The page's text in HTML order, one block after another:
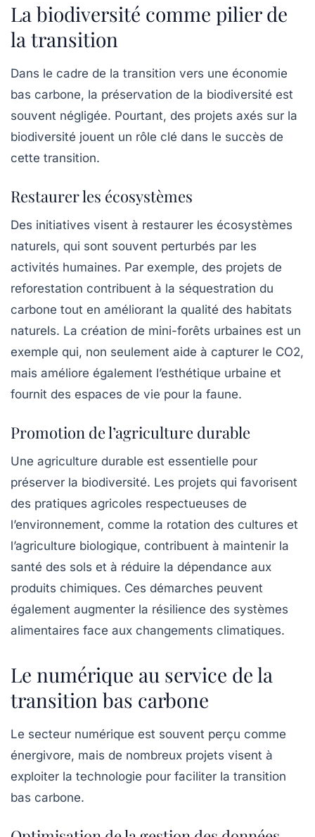
La biodiversité comme pilier de
la transition
Dans le cadre de la transition vers une économie
bas carbone, la préservation de la biodiversité est
souvent négligée. Pourtant, des projets axés sur la
biodiversité jouent un rôle clé dans le succès de
cette transition.
Restaurer les écosystèmes
Des initiatives visent à restaurer les écosystèmes
naturels, qui sont souvent perturbés par les
activités humaines. Par exemple, des projets de
reforestation contribuent à la séquestration du
carbone tout en améliorant la qualité des habitats
naturels. La création de mini-forêts urbaines est un
exemple qui, non seulement aide à capturer le CO2,
mais améliore également l’esthétique urbaine et
fournit des espaces de vie pour la faune.
Promotion de l’agriculture durable
Une agriculture durable est essentielle pour
préserver la biodiversité. Les projets qui favorisent
des pratiques agricoles respectueuses de
l’environnement, comme la rotation des cultures et
l’agriculture biologique, contribuent à maintenir la
santé des sols et à réduire la dépendance aux
produits chimiques. Ces démarches peuvent
également augmenter la résilience des systèmes
alimentaires face aux changements climatiques.
Le numérique au service de la
transition bas carbone
Le secteur numérique est souvent perçu comme
énergivore, mais de nombreux projets visent à
exploiter la technologie pour faciliter la transition
bas carbone.